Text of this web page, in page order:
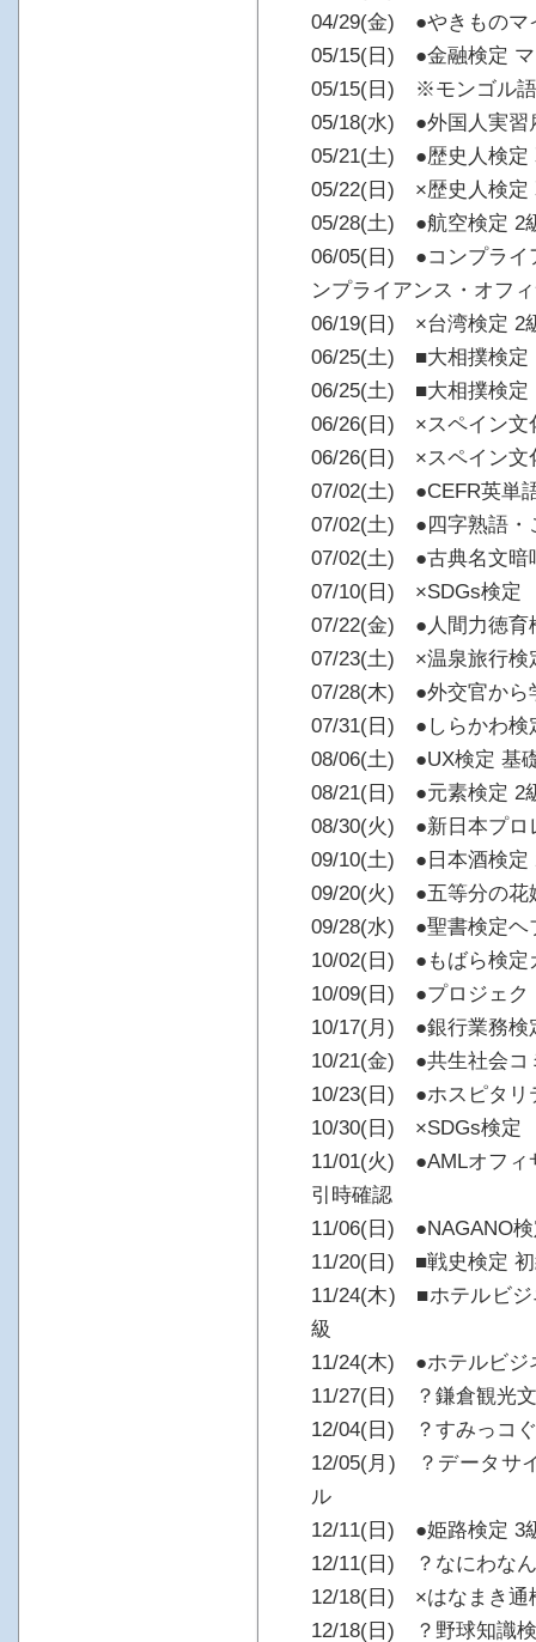
04/29(金) ●やきものマ
05/15(日) ●金融検定 マ
05/15(日) ※モンゴル
05/18(水) ●外国人実習
05/21(土) ●歴史人検定
05/22(日) ×歴史人検定
05/28(土) ●航空検定 2
06/05(日) ●コンプライ
ンプライアンス・オフ
06/19(日) ×台湾検定 2
06/25(土) ■大相撲検定
06/25(土) ■大相撲検定
06/26(日) ×スペイン文
06/26(日) ×スペイン文
07/02(土) ●CEFR英単
07/02(土) ●四字熟語・
07/02(土) ●古典名文暗
07/10(日) ×SDGs検定
07/22(金) ●人間力徳育
07/23(土) ×温泉旅行検
07/28(木) ●外交官から
07/31(日) ●しらかわ検
08/06(土) ●UX検定 基
08/21(日) ●元素検定 2
08/30(火) ●新日本プロ
09/10(土) ●日本酒検定
09/20(火) ●五等分の花
09/28(水) ●聖書検定ヘ
10/02(日) ●もばら検定
10/09(日) ●プロジェク
10/17(月) ●銀行業務検
10/21(金) ●共生社会コ
10/23(日) ●ホスピタリ
10/30(日) ×SDGs検定
11/01(火) ●AMLオフィ
引時確認
11/06(日) ●NAGANO
11/20(日) ■戦史検定
11/24(木) ■ホテルビジ
級
11/24(木) ●ホテルビジ
11/27(日) ？鎌倉観光
12/04(日) ？すみっコ
12/05(月) ？データサ
ル
12/11(日) ●姫路検定 3
12/11(日) ？なにわな
12/18(日) ×はなまき通
12/18(日) ？野球知識